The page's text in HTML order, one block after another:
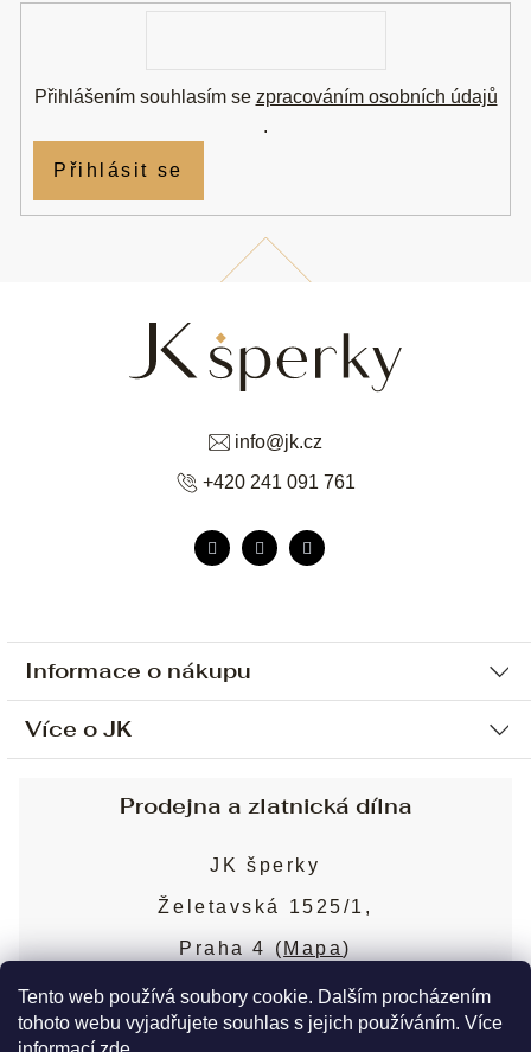
Tento web používá soubory cookie. Dalším procházením
tohoto webu vyjadřujete souhlas s jejich používáním. Více
Informace o nákupu
Ochrana osobních údajů
Sjednání osobní schůzky
Obchodní podmínky
Puncovní značky
Více o JK
Blog
Nejčastější dotazy
info@jk.cz
+420 241 091 761
Přihlášením souhlasím se zpracováním osobních údajů
.
Přihlásit se
Prodejna a zlatnická dílna
JK šperky
Želetavská 1525/1,
Praha 4 ( Mapa)
Více o prodejně